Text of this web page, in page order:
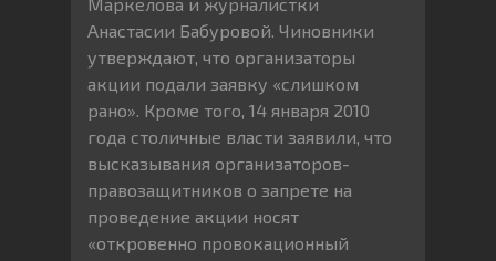
Анастасии Бабуровой. Чиновники
утверждают, что организаторы
акции подали заявку «слишком
рано». Кроме того, 14 января 2010
года столичные власти заявили, что
высказывания организаторов-
правозащитников о запрете на
проведение акции носят
«откровенно провокационный